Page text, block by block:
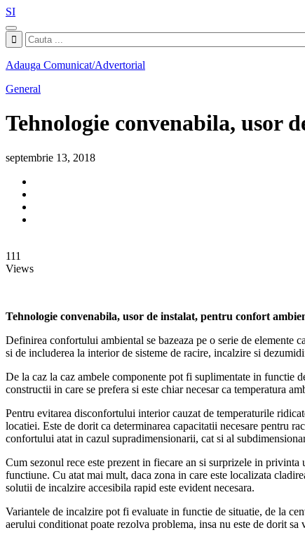
SI
Adauga Comunicat/Advertorial
General
Tehnologie convenabila, usor
septembrie 13, 2018
111
Views
Tehnologie convenabila, usor de instalat, pentru confort
Definirea confortului ambiental se bazeaza pe o serie de elemente
si de includerea la interior de sisteme de racire, incalzire si
De la caz la caz ambele componente pot fi suplimentate in functie
constructii in care se prefera si este chiar necesar ca temperatura
Pentru evitarea disconfortului interior cauzat de temperaturile
locatiei. Este de dorit ca determinarea capacitatii necesare pentru
confortului atat in cazul supradimensionarii, cat si al
Cum sezonul rece este prezent in fiecare an si surprizele in
functiune. Cu atat mai mult, daca zona in care este localizata
solutii de incalzire accesibila rapid este evident necesara.
Variantele de incalzire pot fi evaluate in functie de situatie, de la
aerului conditionat poate rezolva problema, insa nu este de dorit sa